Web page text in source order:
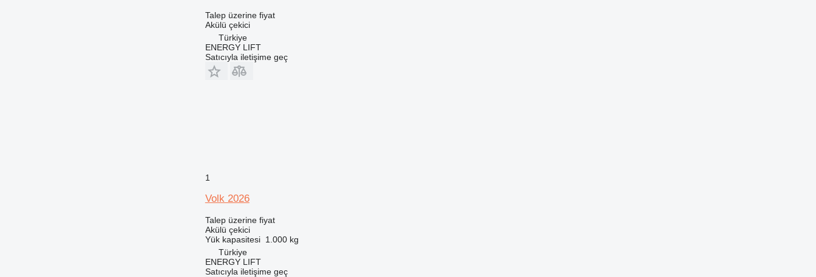
Talep üzerine fiyat
Akülü çekici
Türkiye
ENERGY LIFT
Satıcıyla iletişime geç
1
Volk 2026
Talep üzerine fiyat
Akülü çekici
Yük kapasitesi 1.000 kg
Türkiye
ENERGY LIFT
Satıcıyla iletişime geç